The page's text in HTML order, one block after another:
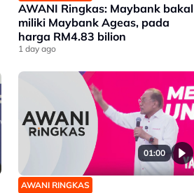
AWANI Ringkas: Maybank bakal
miliki Maybank Ageas, pada
harga RM4.83 bilion
1 day ago
01:00
AWANI RINGKAS